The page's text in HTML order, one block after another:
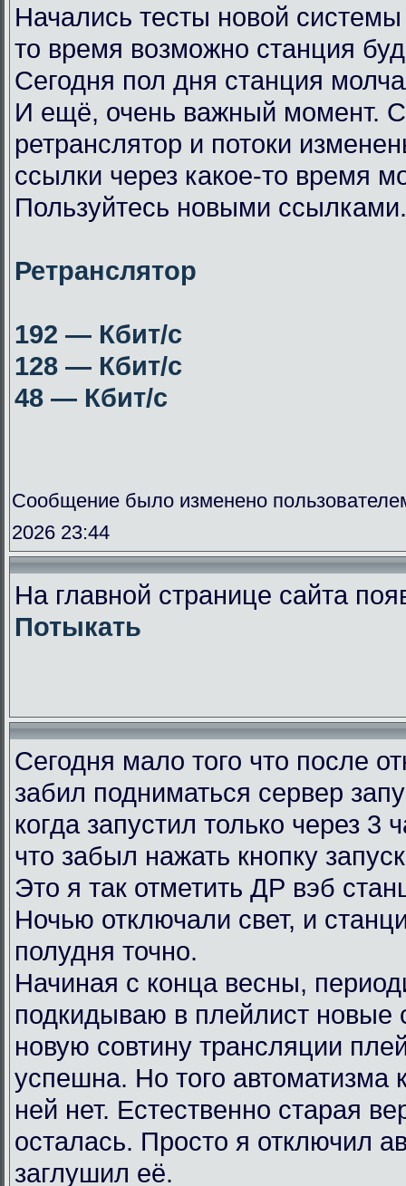
Начались тесты новой
то время возможно станция
Сегодня пол дня станция
И ещё, очень важный момент.
ретранслятор и потоки
ссылки через какое-то время
Пользуйтесь новыми ссылками.
Ретранслятор
192 — Кбит/с
128 — Кбит/с
48 — Кбит/с
Сообщение было изменено
2026 23:44
На главной странице сайта
Потыкать
Сегодня мало того что после
забил подниматься сервер
когда запустил только через 3
что забыл нажать кнопку
Это я так отметить ДР вэб
Ночью отключали свет, и
полудня точно.
Начиная с конца весны,
подкидываю в плейлист новые
новую совтину трансляции
успешна. Но того автоматизма
ней нет. Естественно старая
осталась. Просто я отключил
заглушил её.